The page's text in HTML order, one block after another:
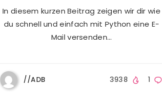
In diesem kurzen Beitrag zeigen wir dir wie
du schnell und einfach mit Python eine E-
Mail versenden…
//ADB 1
3938